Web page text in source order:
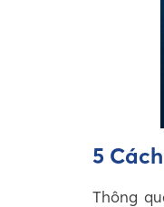
5
Thông